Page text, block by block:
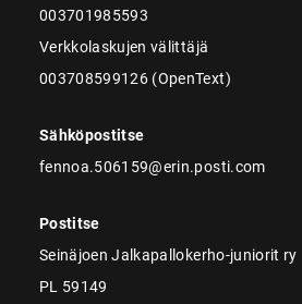
003701985593
Verkkolaskujen välittäjä
003708599126 (OpenText)
Sähköpostitse
fennoa.506159@erin.posti.com
Postitse
Seinäjoen Jalkapallokerho-juniorit ry
PL 59149